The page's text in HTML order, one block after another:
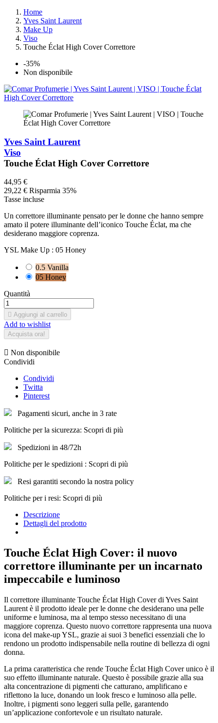
Home
Yves Saint Laurent
Make Up
Viso
Touche Éclat High Cover Correttore
-35%
Non disponibile
Yves Saint Laurent
Viso
Touche Éclat High Cover Correttore
44,95 €
29,22 € Risparmia 35%
Tasse incluse
Un correttore illuminante pensato per le donne che hanno sempre
amato il potere illuminante dell’iconico Touche Éclat, ma che
desiderano maggiore coprenza.
YSL Make Up : 05 Honey
0.5 Vanilla
05 Honey
Quantità
 Aggiungi al carrello
Add to wishlist
Acquista ora!
 Non disponibile
Condividi
Condividi
Twitta
Pinterest
Pagamenti sicuri, anche in 3 rate
Politiche per la sicurezza: Scopri di più
Spedizioni in 48/72h
Politiche per le spedizioni : Scopri di più
Resi garantiti secondo la nostra policy
Politiche per i resi: Scopri di più
Descrizione
Dettagli del prodotto
Touche Éclat High Cover: il nuovo
correttore illuminante per un incarnato
impeccabile e luminoso
Il correttore illuminante Touche Éclat High Cover di Yves Saint
Laurent è il prodotto ideale per le donne che desiderano una pelle
uniforme e luminosa, ma al tempo stesso necessitano di una
maggiore coprenza. Questo nuovo correttore rappresenta una nuova
icona del make-up YSL, grazie ai suoi 3 benefici essenziali che lo
rendono un prodotto indispensabile nella routine di bellezza di ogni
donna.
La prima caratteristica che rende Touche Éclat High Cover unico è il
suo effetto illuminante naturale. Questo è possibile grazie alla sua
alta concentrazione di pigmenti che catturano, amplificano e
riflettono la luce, donando un look fresco e luminoso alla pelle.
Inoltre, i pigmenti sono leggeri sulla pelle, garantendo
un’applicazione confortevole e un risultato naturale.